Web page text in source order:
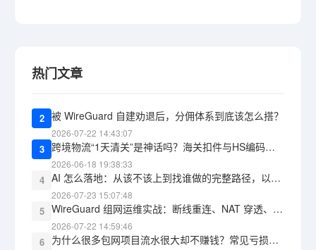
热门文章
2 被 WireGuard 自建劝退后，分佣体系到底该怎么搭？
2026-07-22 14:43:07
3 跨境物流“1天清关”是神话吗？海关扣件与HS编码报错的教训
2026-06-18 19:38:33
4 AI 怎么落地：从该不该上到找谁做的完整路径，以及 WG包网 能承接什么
2026-07-23 15:07:48
5 WireGuard 组网运维实战：断线重连、NAT 穿透、监控告警，三道坎怎么过
2026-07-22 14:59:46
6 为什么很多包网项目流水很大却不赚钱？常见亏损黑洞盘点